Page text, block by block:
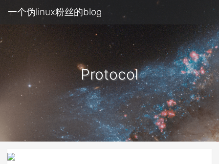
一个伪linux粉丝的blog
Protocol